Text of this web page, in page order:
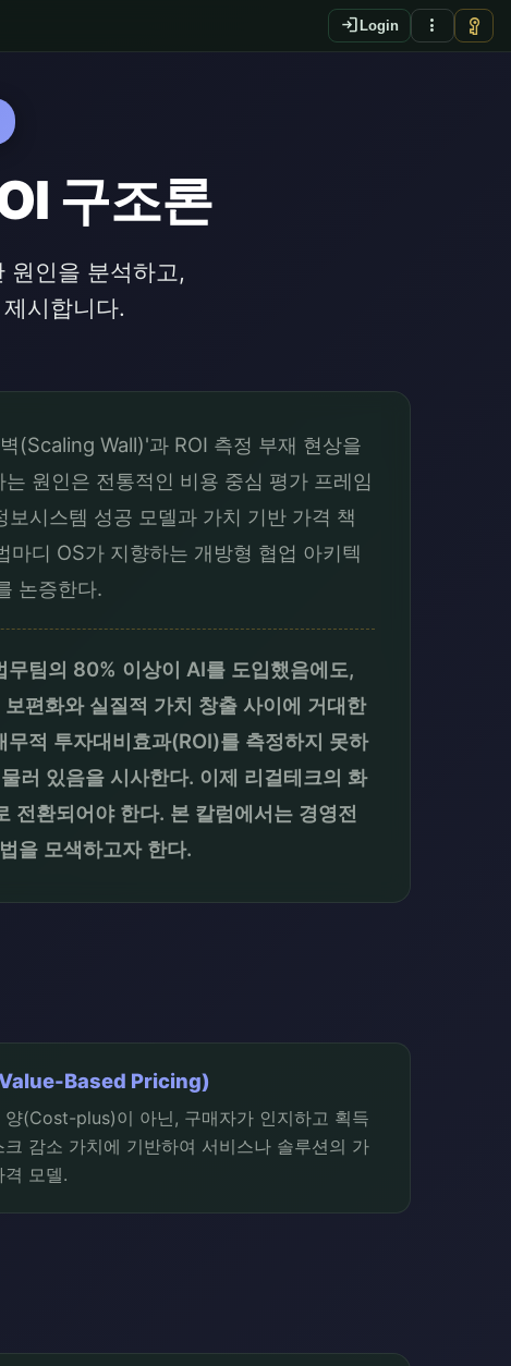
login Login more_vert vpn_key
구조론
원인을 분석하고,
시합니다.
(Scaling Wall)'과 ROI 측정 부재 현상을
원인은 전통적인 비용 중심 평가 프레임
시스템 성공 모델과 가치 기반 가격 책
디 OS가 지향하는 개방형 협업 아키텍
논증한다.
팀의 80% 이상이 AI를 도입했음에도,
편화와 실질적 가치 창출 사이에 거대한
적 투자대비효과(ROI)를 측정하지 못하
러 있음을 시사한다. 이제 리걸테크의 화
전환되어야 한다. 본 칼럼에서는 경영전
을 모색하고자 한다.
Based Pricing)
양(Cost-plus)이 아닌, 구매자가 인지하고 획득
감소 가치에 기반하여 서비스나 솔루션의 가
모델.